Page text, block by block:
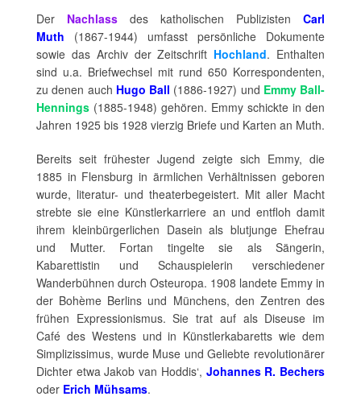
Der Nachlass des katholischen Publizisten Carl
Muth (1867-1944) umfasst persönliche Dokumente
sowie das Archiv der Zeitschrift Hochland. Enthalten
sind u.a. Briefwechsel mit rund 650 Korrespondenten,
zu denen auch Hugo Ball (1886-1927) und Emmy Ball-
Hennings (1885-1948) gehören. Emmy schickte in den
Jahren 1925 bis 1928 vierzig Briefe und Karten an Muth.
Bereits seit frühester Jugend zeigte sich Emmy, die
1885 in Flensburg in ärmlichen Verhältnissen geboren
wurde, literatur- und theaterbegeistert. Mit aller Macht
strebte sie eine Künstlerkarriere an und entfloh damit
ihrem kleinbürgerlichen Dasein als blutjunge Ehefrau
und Mutter. Fortan tingelte sie als Sängerin,
Kabarettistin und Schauspielerin verschiedener
Wanderbühnen durch Osteuropa. 1908 landete Emmy in
der Bohème Berlins und Münchens, den Zentren des
frühen Expressionismus. Sie trat auf als Diseuse im
Café des Westens und in Künstlerkabaretts wie dem
Simplizissimus, wurde Muse und Geliebte revolutionärer
Dichter etwa Jakob van Hoddis‘, Johannes R. Bechers
oder Erich Mühsams.